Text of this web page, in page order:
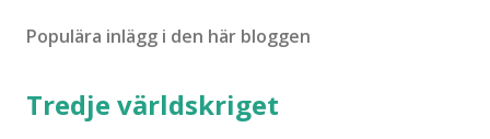
Populära inlägg i den här bloggen
Tredje världskriget